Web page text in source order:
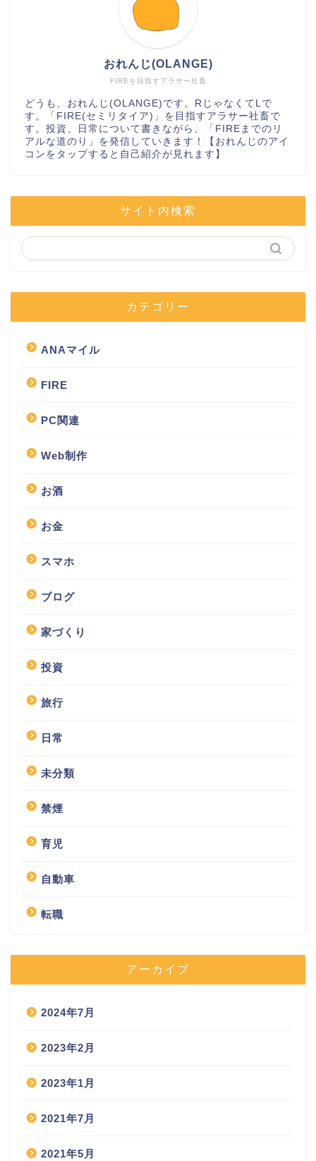
FIREを目指すアラサー社畜
おれんじ(OLANGE)
どうも、おれんじ(OLANGE)です。RじゃなくてLで
す。「FIRE(セミリタイア)」を目指すアラサー社畜で
す。投資、日常について書きながら、「FIREまでのリ
アルな道のり」を発信していきます！【おれんじのアイ
コンをタップすると自己紹介が見れます】
サイト内検索
カテゴリー
ANAマイル
FIRE
PC関連
Web制作
お酒
お金
スマホ
ブログ
家づくり
投資
旅行
日常
未分類
禁煙
育児
自動車
転職
アーカイブ
2024年7月
2023年2月
2023年1月
2021年7月
2021年5月